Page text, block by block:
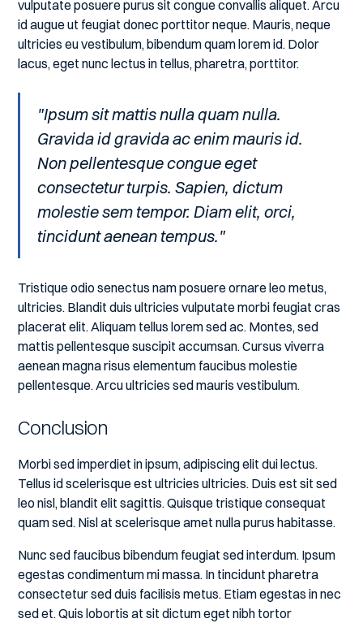
vulputate posuere purus sit congue convallis aliquet. Arcu
id augue ut feugiat donec porttitor neque. Mauris, neque
ultricies eu vestibulum, bibendum quam lorem id. Dolor
lacus, eget nunc lectus in tellus, pharetra, porttitor.
"Ipsum sit mattis nulla quam nulla.
Gravida id gravida ac enim mauris id.
Non pellentesque congue eget
consectetur turpis. Sapien, dictum
molestie sem tempor. Diam elit, orci,
tincidunt aenean tempus."
Tristique odio senectus nam posuere ornare leo metus,
ultricies. Blandit duis ultricies vulputate morbi feugiat cras
placerat elit. Aliquam tellus lorem sed ac. Montes, sed
mattis pellentesque suscipit accumsan. Cursus viverra
aenean magna risus elementum faucibus molestie
pellentesque. Arcu ultricies sed mauris vestibulum.
Conclusion
Morbi sed imperdiet in ipsum, adipiscing elit dui lectus.
Tellus id scelerisque est ultricies ultricies. Duis est sit sed
leo nisl, blandit elit sagittis. Quisque tristique consequat
quam sed. Nisl at scelerisque amet nulla purus habitasse.
Nunc sed faucibus bibendum feugiat sed interdum. Ipsum
egestas condimentum mi massa. In tincidunt pharetra
consectetur sed duis facilisis metus. Etiam egestas in nec
sed et. Quis lobortis at sit dictum eget nibh tortor